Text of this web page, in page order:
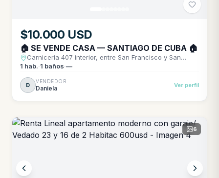
$10.000 USD
🏠 SE VENDE CASA — SANTIAGO DE CUBA 🏠
Carnicería 407 interior, entre San Francisco y San
Gerónimo
1 hab.·1 baños·—
D
VENDEDOR
Daniela Ver perfil
6